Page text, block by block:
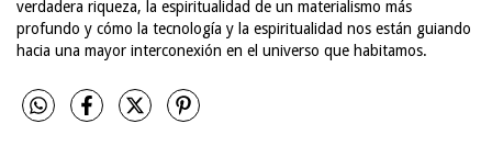
verdadera riqueza, la espiritualidad de un materialismo más
profundo y cómo la tecnología y la espiritualidad nos están guiando
hacia una mayor interconexión en el universo que habitamos.